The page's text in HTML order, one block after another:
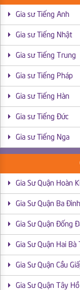
Gia sư Tiếng Anh
Gia sư Tiếng Nhật
Gia sư Tiếng Trung
Gia sư Tiếng Pháp
Gia sư Tiếng Hàn
Gia sư Tiếng Đức
Gia sư Tiếng Nga
Gia Sư Quận Hoàn
Gia Sư Quận Ba Đình
Gia Sư Quận Đống
Gia Sư Quận Hai Bà
Gia Sư Quận Cầu
Gia Sư Quận Tây Hồ